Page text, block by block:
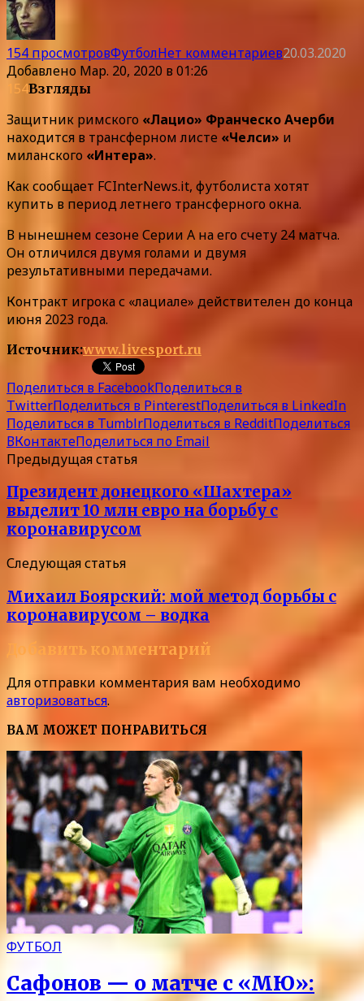
154 просмотровФутболНет комментариев20.03.2020
Добавлено Мар. 20, 2020 в 01:26
154Взгляды
Защитник римского «Лацио» Франческо Ачерби
находится в трансферном листе «Челси» и
миланского «Интера».
Как сообщает FCInterNews.it, футболиста хотят
купить в период летнего трансферного окна.
В нынешнем сезоне Серии А на его счету 24 матча.
Он отличился двумя голами и двумя
результативными передачами.
Контракт игрока с «лациале» действителен до конца
июня 2023 года.
Источник:www.livesport.ru
Поделиться в FacebookПоделиться в
TwitterПоделиться в PinterestПоделиться в LinkedIn
Поделиться в TumblrПоделиться в RedditПоделиться
ВКонтактеПоделиться по Email
Предыдущая статья
Президент донецкого «Шахтера»
выделит 10 млн евро на борьбу с
коронавирусом
Следующая статья
Михаил Боярский: мой метод борьбы с
коронавирусом – водка
Добавить комментарий
Для отправки комментария вам необходимо
авторизоваться.
ВАМ МОЖЕТ ПОНРАВИТЬСЯ
ФУТБОЛ
Сафонов — о матче с «МЮ»: